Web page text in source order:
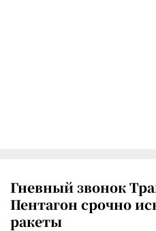
Гневный звонок
Пентагон срочно
ракеты